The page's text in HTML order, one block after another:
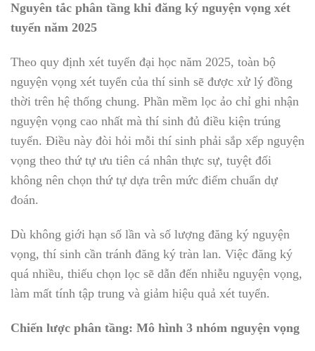
Nguyên tắc phân tầng khi đăng ký nguyện vọng xét
tuyển năm 2025
Theo quy định xét tuyển đại học năm 2025, toàn bộ
nguyện vọng xét tuyển của thí sinh sẽ được xử lý đồng
thời trên hệ thống chung. Phần mềm lọc ảo chỉ ghi nhận
nguyện vọng cao nhất mà thí sinh đủ điều kiện trúng
tuyển. Điều này đòi hỏi mỗi thí sinh phải sắp xếp nguyện
vọng theo thứ tự ưu tiên cá nhân thực sự, tuyệt đối
không nên chọn thứ tự dựa trên mức điểm chuẩn dự
đoán.
Dù không giới hạn số lần và số lượng đăng ký nguyện
vọng, thí sinh cần tránh đăng ký tràn lan. Việc đăng ký
quá nhiều, thiếu chọn lọc sẽ dẫn đến nhiễu nguyện vọng,
làm mất tính tập trung và giảm hiệu quả xét tuyển.
Chiến lược phân tầng: Mô hình 3 nhóm nguyện vọng